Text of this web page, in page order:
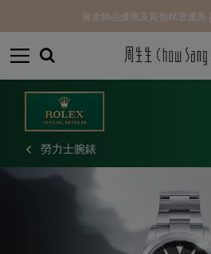
黃金飾品優惠及其他精選優惠 |
勞力士腕錶